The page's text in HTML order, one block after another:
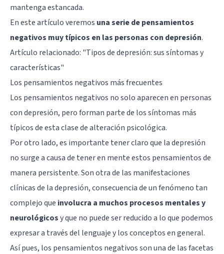
mantenga estancada.
En este artículo veremos una serie de pensamientos
negativos muy típicos en las personas con depresión.
Artículo relacionado: "Tipos de depresión: sus síntomas y
características"
Los pensamientos negativos más frecuentes
Los pensamientos negativos no solo aparecen en personas
con depresión, pero forman parte de los síntomas más
típicos de esta clase de alteración psicológica.
Por otro lado, es importante tener claro que la depresión
no surge a causa de tener en mente estos pensamientos de
manera persistente. Son otra de las manifestaciones
clínicas de la depresión, consecuencia de un fenómeno tan
complejo que involucra a muchos procesos mentales y
neurológicosy que no puede ser reducido a lo que podemos
expresar a través del lenguaje y los conceptos en general.
Así pues, los pensamientos negativos son una de las facetas